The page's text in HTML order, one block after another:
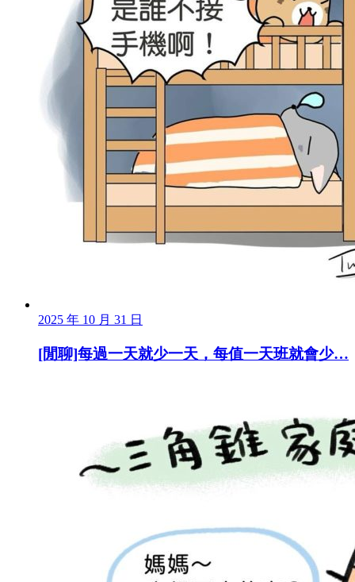
2025 年 10 月 31 日
[閒聊]每過一天就少一天，每值一天班就會少…